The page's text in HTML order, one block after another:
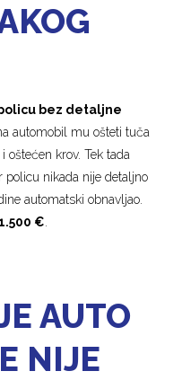
bez detaljne
automobil mu ošteti tuča
oštećen krov. Tek tada
policu nikada nije detaljno
automatski obnavljao.
€.
AUTO
NIJE